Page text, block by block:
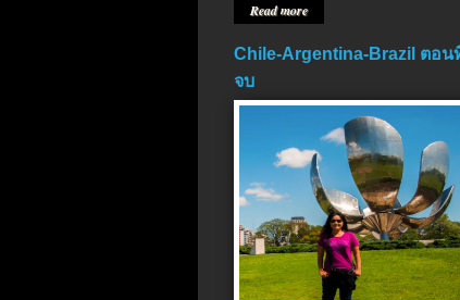
Read more
Chile-Argentina-Brazil ตอน
จบ